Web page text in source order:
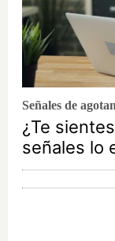
Señales de
¿Te
señales lo